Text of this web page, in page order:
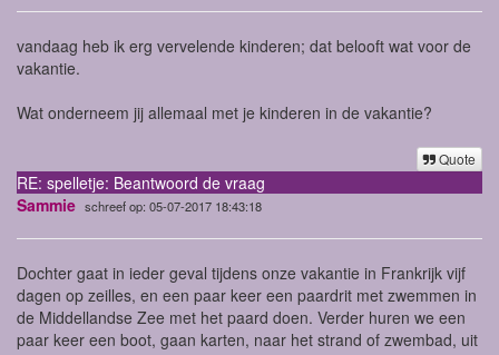
vandaag heb ik erg vervelende kinderen; dat belooft wat voor de
vakantie.
Wat onderneem jij allemaal met je kinderen in de vakantie?
Quote
RE: spelletje: Beantwoord de vraag
Sammie schreef op: 05-07-2017 18:43:18
Dochter gaat in ieder geval tijdens onze vakantie in Frankrijk vijf
dagen op zeilles, en een paar keer een paardrit met zwemmen in
de Middellandse Zee met het paard doen. Verder huren we een
paar keer een boot, gaan karten, naar het strand of zwembad, uit